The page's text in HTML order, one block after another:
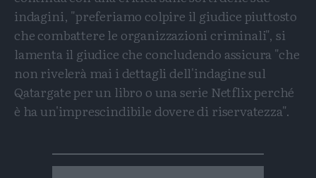
indagini, "preferiamo colpire il giudice piuttosto
che combattere le organizzazioni criminali", si
lamenta il giudice che concludendo assicura "che
non rivelerà mai i dettagli dell'indagine sul
Qatargate per un libro o una serie Netflix perché
è ha un'imprescindibile dovere di riservatezza".